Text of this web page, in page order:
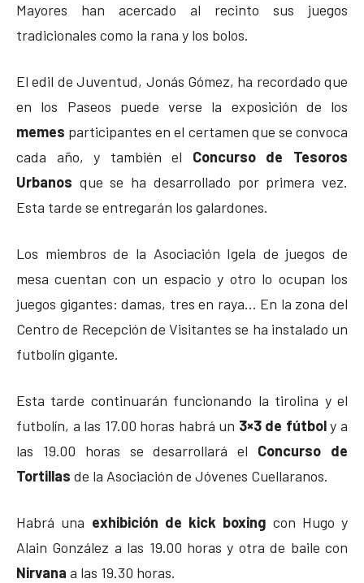
Mayores han acercado al recinto sus juegos
tradicionales como la rana y los bolos.
El edil de Juventud, Jonás Gómez, ha recordado que
en los Paseos puede verse la exposición de los
memes participantes en el certamen que se convoca
cada año, y también el Concurso de Tesoros
Urbanos que se ha desarrollado por primera vez.
Esta tarde se entregarán los galardones.
Los miembros de la Asociación Igela de juegos de
mesa cuentan con un espacio y otro lo ocupan los
juegos gigantes: damas, tres en raya… En la zona del
Centro de Recepción de Visitantes se ha instalado un
futbolín gigante.
Esta tarde continuarán funcionando la tirolina y el
futbolín, a las 17.00 horas habrá un 3×3 de fútboly a
las 19.00 horas se desarrollará el Concurso de
Tortillas de la Asociación de Jóvenes Cuellaranos.
Habrá una exhibición de kick boxing con Hugo y
Alain González a las 19.00 horas y otra de baile con
Nirvana a las 19.30 horas.